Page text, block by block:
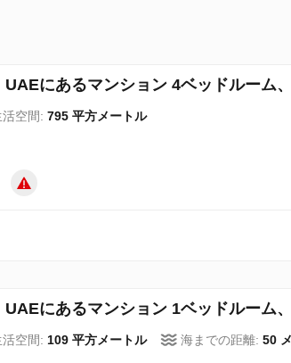
にあるマンション 4ベッドルーム
活空間: 795 平方メートル
にあるマンション 1ベッドルーム
活空間: 109 平方メートル 海までの距離: 50